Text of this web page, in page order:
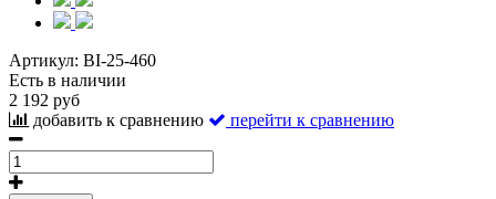
Артикул: BI-25-460
Есть в наличии
2 192 руб
добавить к сравнению
перейти к сравнению